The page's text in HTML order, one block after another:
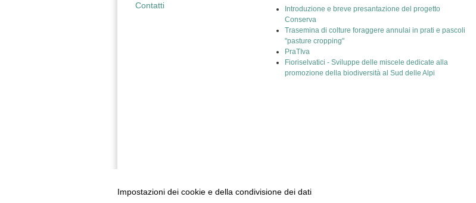
Contatti
Introduzione e breve presantazione del progetto
Conserva
Trasemina di colture foraggere annulai in prati e pascoli
"pasture cropping"
PraTIva
Fioriselvatici - Sviluppe delle miscele dedicate alla
promozione della biodiversità al Sud delle Alpi
Impostazioni dei cookie e della condivisione dei dati